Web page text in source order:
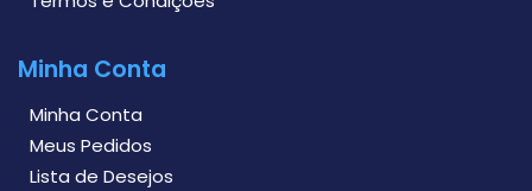
Minha Conta
Minha Conta
Meus Pedidos
Lista de Desejos